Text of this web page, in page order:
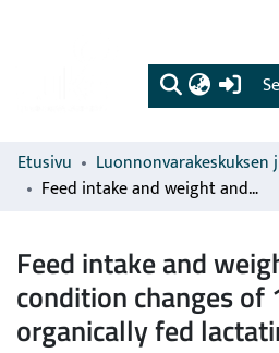
Etusivu
Feed intake and weight and body condition changes of 100% organically fed lactating sows
Feed intake and
condition changes of
organically fed